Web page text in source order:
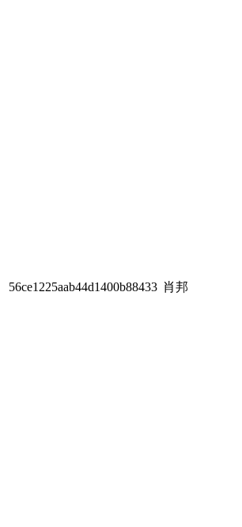
56ce1225aab44d1400b88433 肖邦